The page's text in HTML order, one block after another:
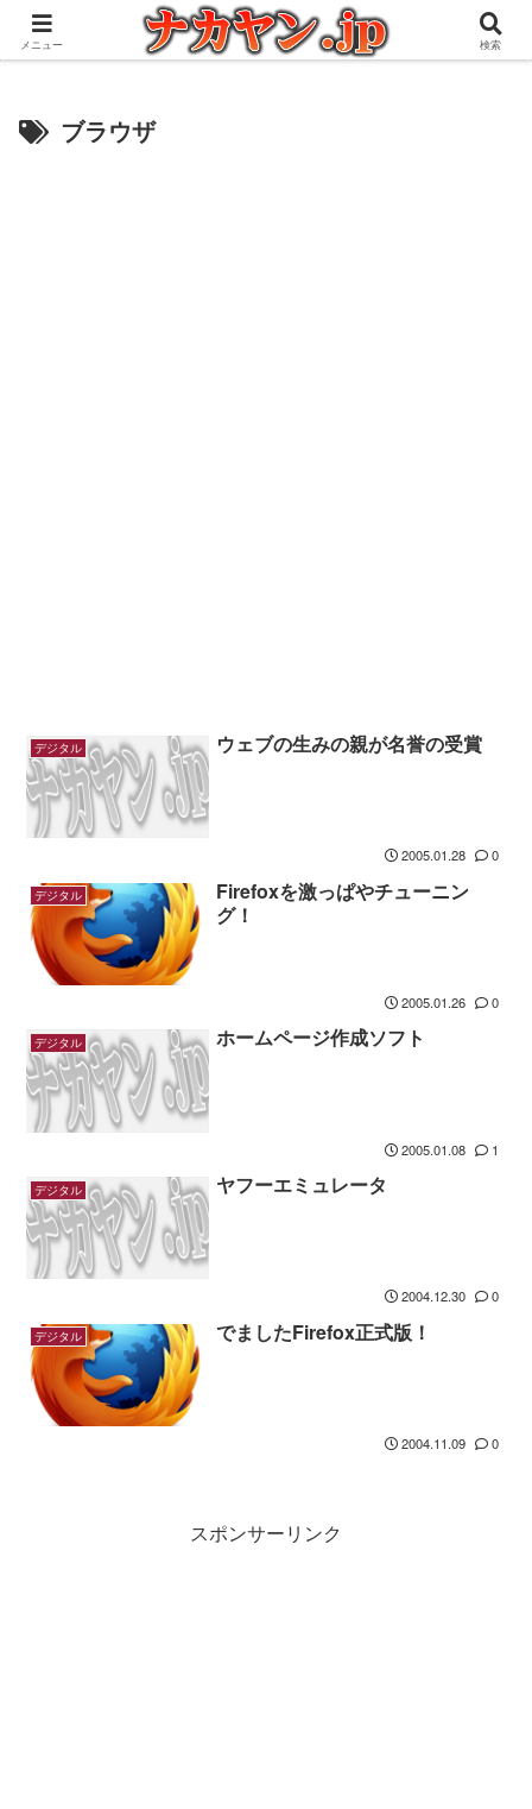
アウトドアとガジェット好きな管理人の愉快な日々を綴るブログ
ブラウザ
デジタル ウェブの生みの親が名誉の受賞
2005.01.28 0
デジタル
Firefoxを激っぱやチューニン
グ！
2005.01.26 0
デジタル ホームページ作成ソフト
2005.01.08 1
デジタル ヤフーエミュレータ
2004.12.30 0
デジタル でましたFirefox正式版！
2004.11.09 0
スポンサーリンク
メニュー 検索